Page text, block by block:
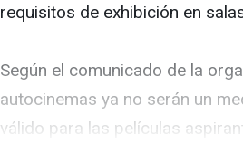
requisitos de exhibición en
Según el comunicado de la
autocinemas ya no serán un
válido para las películas